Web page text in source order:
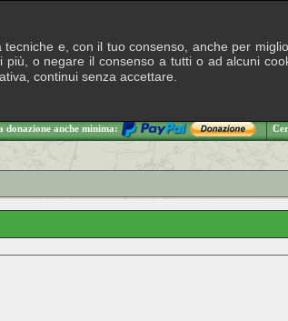
donazione anche minima:
e, con il tuo consenso, anche per
più, o negare il consenso a tutti o ad alcuni
continui senza accettare.